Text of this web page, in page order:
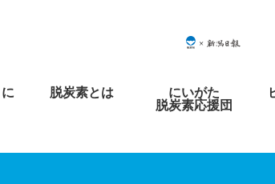
脱炭素とは
にいがた
脱炭素応援団